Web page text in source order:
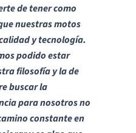
de tener como
nuestras motos
y tecnología.
podido estar
filosofía y la de
buscar la
para nosotros no
constante en